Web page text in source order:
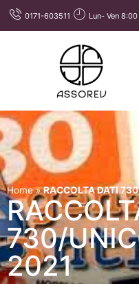
0171-603511 Lun- Ven
Home»RACCOLTA DATI
730/
2021